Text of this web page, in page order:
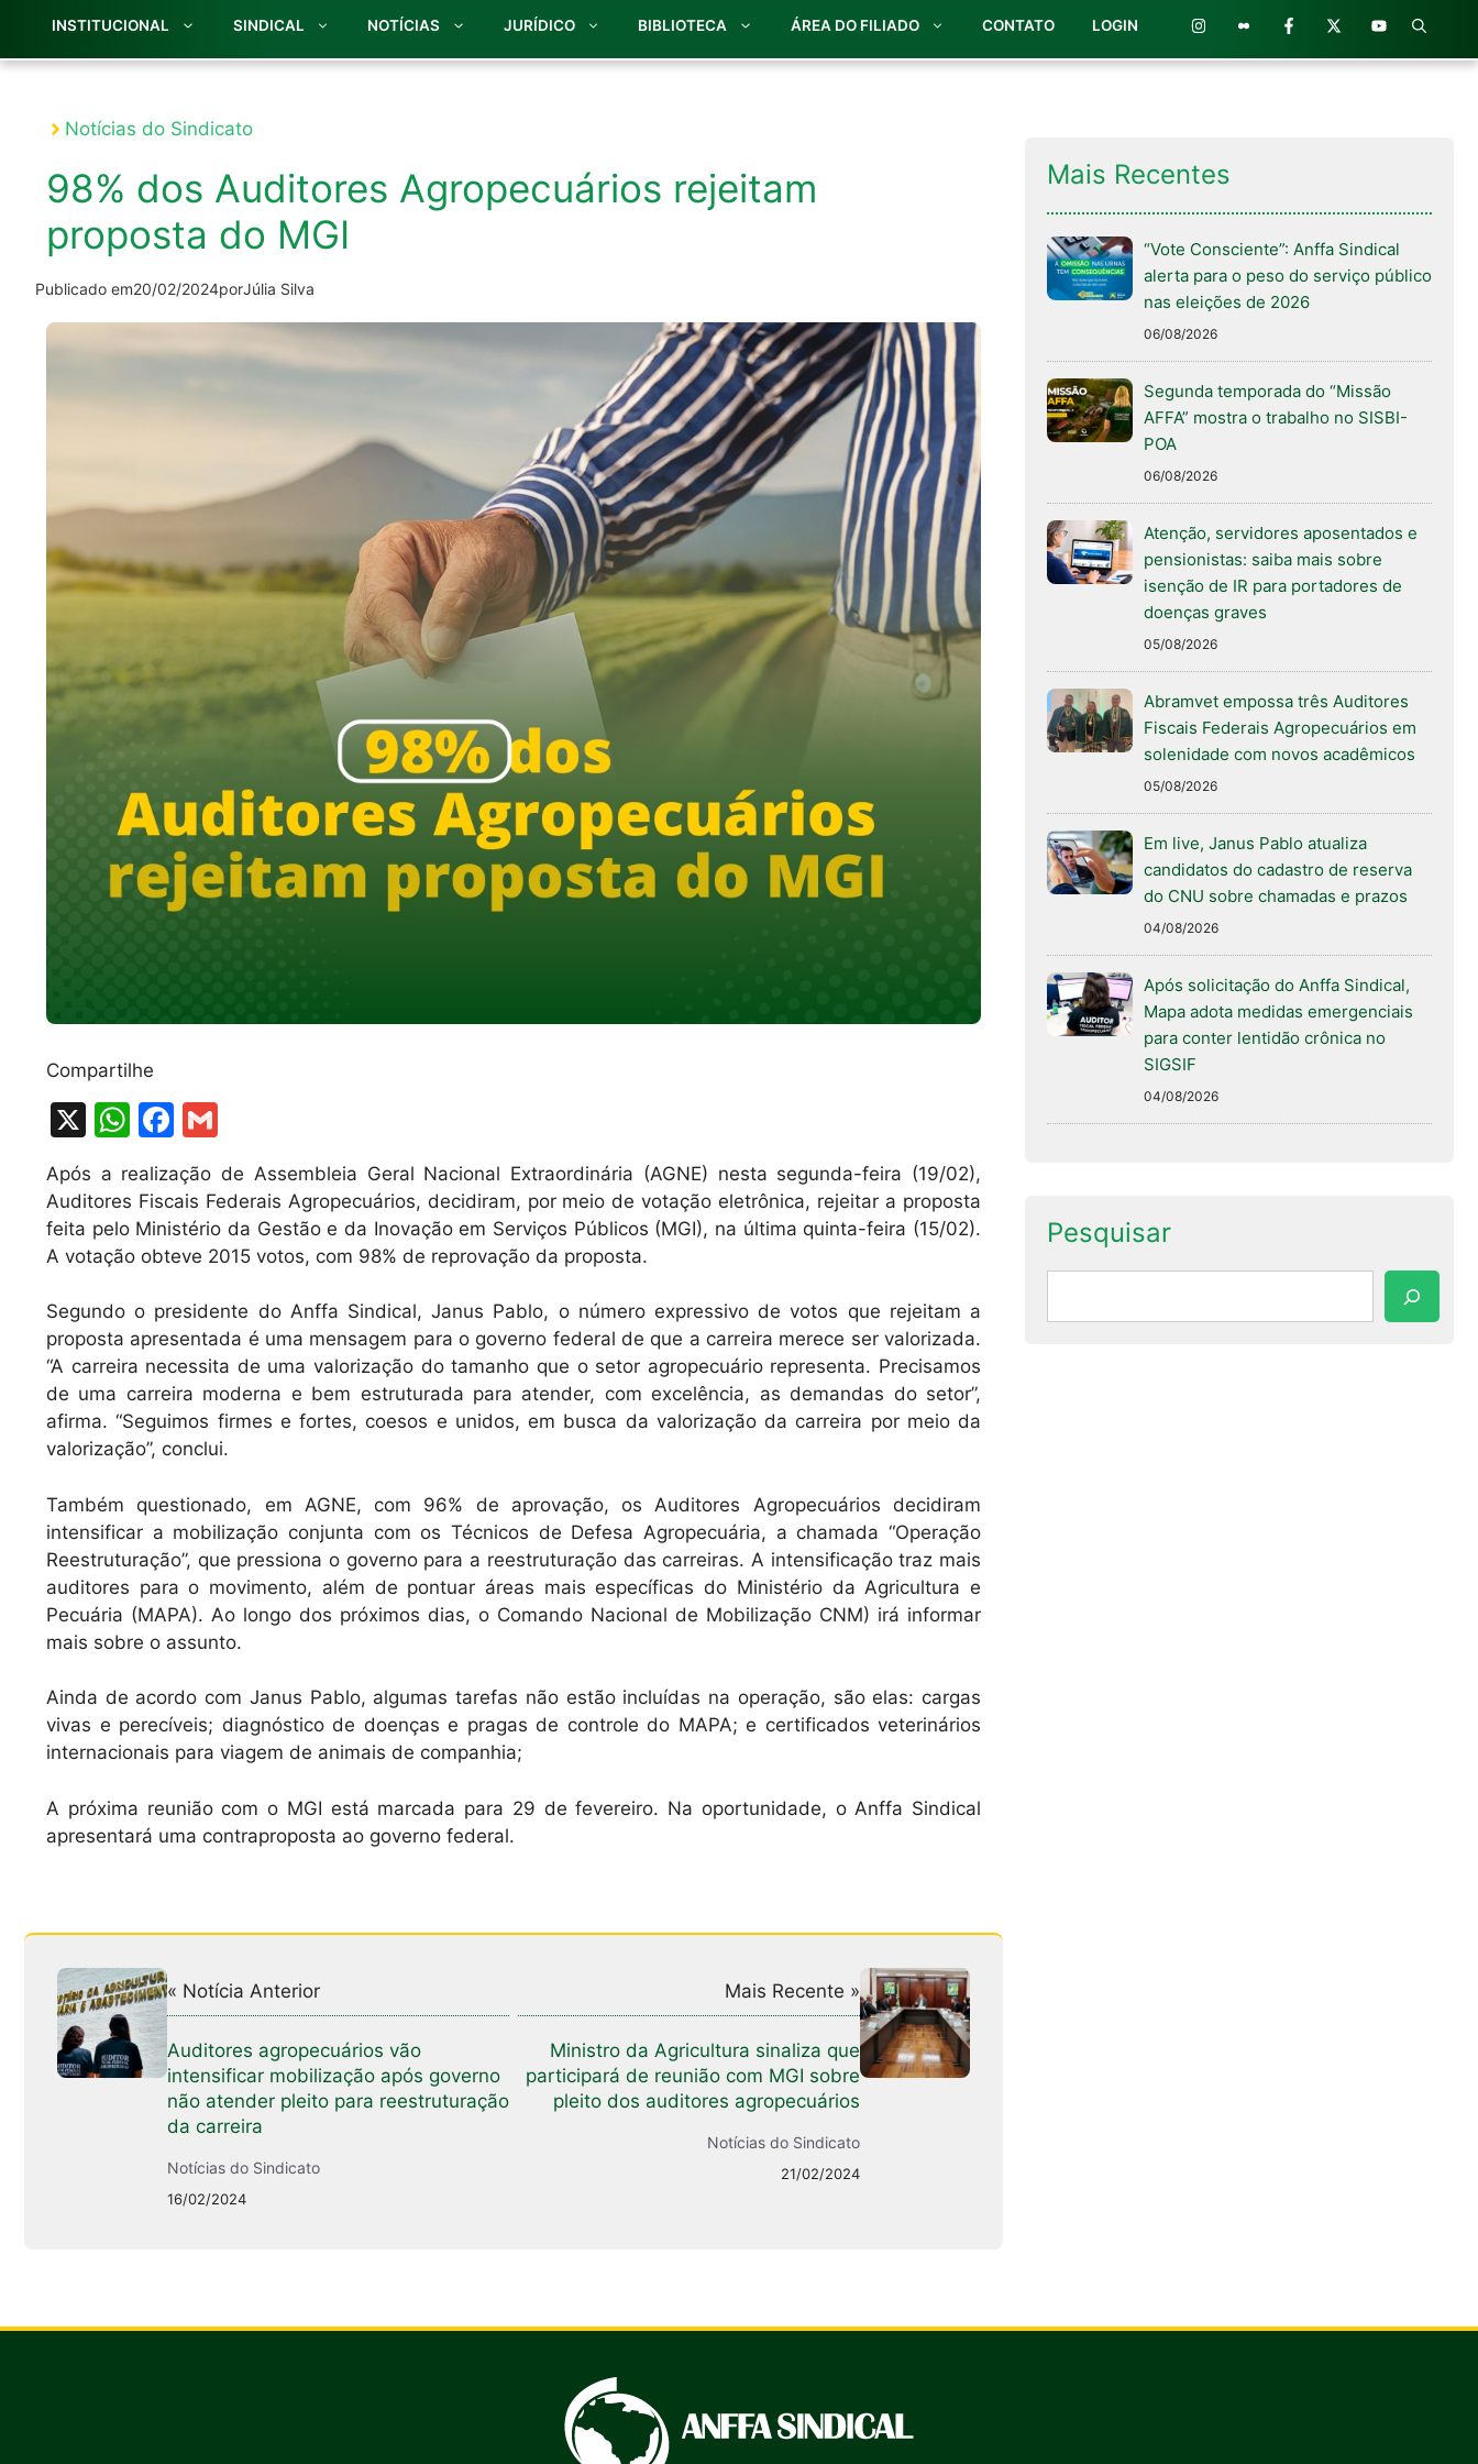
INSTITUCIONAL SINDICAL NOTÍCIAS JURÍDICO BIBLIOTECA ÁREA DO FILIADO CONTATO LOGIN
Notícias do Sindicato
98% dos Auditores Agropecuários rejeitam
proposta do MGI
Publicado em20/02/2024porJúlia Silva
Compartilhe
X
W
at
s
A
p
p
F
a
c
e
b
o
o
k
m
ai
l
Após a realização de Assembleia Geral Nacional Extraordinária (AGNE) nesta segunda-feira (19/02),
Auditores Fiscais Federais Agropecuários, decidiram, por meio de votação eletrônica, rejeitar a proposta
feita pelo Ministério da Gestão e da Inovação em Serviços Públicos (MGI), na última quinta-feira (15/02).
A votação obteve 2015 votos, com 98% de reprovação da proposta.
Segundo o presidente do Anffa Sindical, Janus Pablo, o número expressivo de votos que rejeitam a
proposta apresentada é uma mensagem para o governo federal de que a carreira merece ser valorizada.
“A carreira necessita de uma valorização do tamanho que o setor agropecuário representa. Precisamos
de uma carreira moderna e bem estruturada para atender, com excelência, as demandas do setor”,
afirma. “Seguimos firmes e fortes, coesos e unidos, em busca da valorização da carreira por meio da
valorização”, conclui.
Também questionado, em AGNE, com 96% de aprovação, os Auditores Agropecuários decidiram
intensificar a mobilização conjunta com os Técnicos de Defesa Agropecuária, a chamada “Operação
Reestruturação”, que pressiona o governo para a reestruturação das carreiras. A intensificação traz mais
auditores para o movimento, além de pontuar áreas mais específicas do Ministério da Agricultura e
Pecuária (MAPA). Ao longo dos próximos dias, o Comando Nacional de Mobilização CNM) irá informar
mais sobre o assunto.
Ainda de acordo com Janus Pablo, algumas tarefas não estão incluídas na operação, são elas: cargas
vivas e perecíveis; diagnóstico de doenças e pragas de controle do MAPA; e certificados veterinários
internacionais para viagem de animais de companhia;
A próxima reunião com o MGI está marcada para 29 de fevereiro. Na oportunidade, o Anffa Sindical
apresentará uma contraproposta ao governo federal.
« Notícia Anterior
Auditores agropecuários vão
intensificar mobilização após governo
não atender pleito para reestruturação
da carreira
Notícias do Sindicato
16/02/2024
Mais Recente »
Ministro da Agricultura sinaliza que
participará de reunião com MGI sobre
pleito dos auditores agropecuários
Notícias do Sindicato
21/02/2024
Mais Recentes
“Vote Consciente”: Anffa Sindical
alerta para o peso do serviço público
nas eleições de 2026
06/08/2026
Segunda temporada do “Missão
AFFA” mostra o trabalho no SISBI-
POA
06/08/2026
Atenção, servidores aposentados e
pensionistas: saiba mais sobre
isenção de IR para portadores de
doenças graves
05/08/2026
Abramvet empossa três Auditores
Fiscais Federais Agropecuários em
solenidade com novos acadêmicos
05/08/2026
Em live, Janus Pablo atualiza
candidatos do cadastro de reserva
do CNU sobre chamadas e prazos
04/08/2026
Após solicitação do Anffa Sindical,
Mapa adota medidas emergenciais
para conter lentidão crônica no
SIGSIF
04/08/2026
Pesquisar